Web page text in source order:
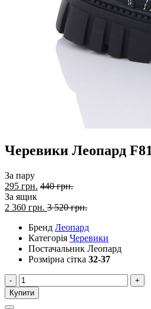
Черевики Леопард
За пару
295 грн. 440 грн.
За ящик
2 360 грн. 3 520 грн.
Бренд Леопард
Категорія Черевики
Постачальник Леопард
Розмірна сітка 32-37
-
+
Купити